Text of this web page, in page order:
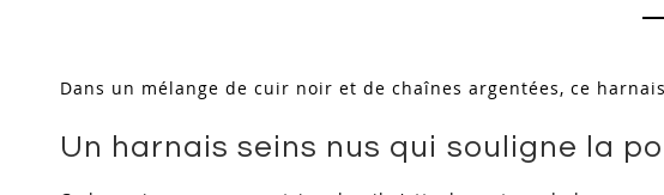
imagesDans un mélange de cuir noir et de chaînes argentées, ce
Un harnais seins nus qui souligne la